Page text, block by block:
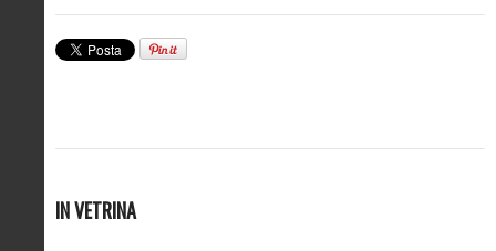
IN VETRINA